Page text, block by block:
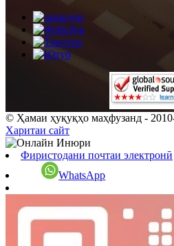
© Ҳамаи ҳуқуқҳо маҳфузанд -
Харитаи сайт
Фиристодани почтаи электронӣ
WhatsApp